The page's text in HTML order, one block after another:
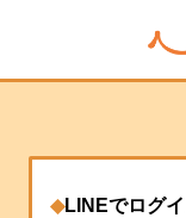
◆LINEでログ